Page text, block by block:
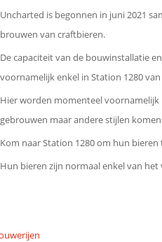
Uncharted is begonnen in juni 2021
brouwen van craftbieren.
De capaciteit van de bouwinstallatie
voornamelijk enkel in Station 1280
Hier worden momenteel voornamelijk
gebrouwen maar andere stijlen
Kom naar Station 1280 om hun bieren
Hun bieren zijn normaal enkel van